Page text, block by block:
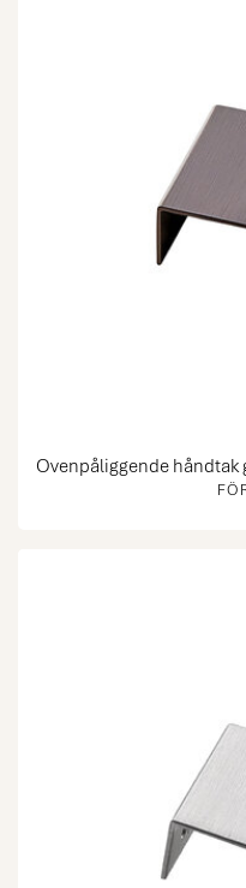
Ovenpåliggende